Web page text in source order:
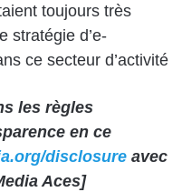
toujours très
stratégie d’e-
ce secteur d’activité
les règles
en ce
disclosure avec
Aces]